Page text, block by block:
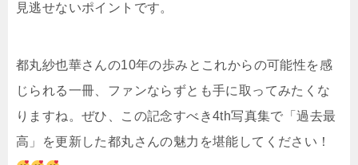
見逃せないポイントです。
都丸紗也華さんの10年の歩みとこれからの可能性を感
じられる一冊、ファンならずとも手に取ってみたくな
りますね。ぜひ、この記念すべき4th写真集で「過去最
高」を更新した都丸さんの魅力を堪能してください！